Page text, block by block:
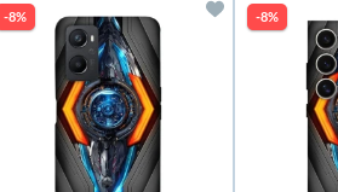
-8% -8%